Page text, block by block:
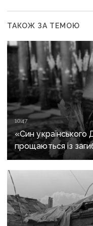
ТАКОЖ ЗА ТЕМОЮ
10:47
«Син українського
прощаються із
пошуковцем